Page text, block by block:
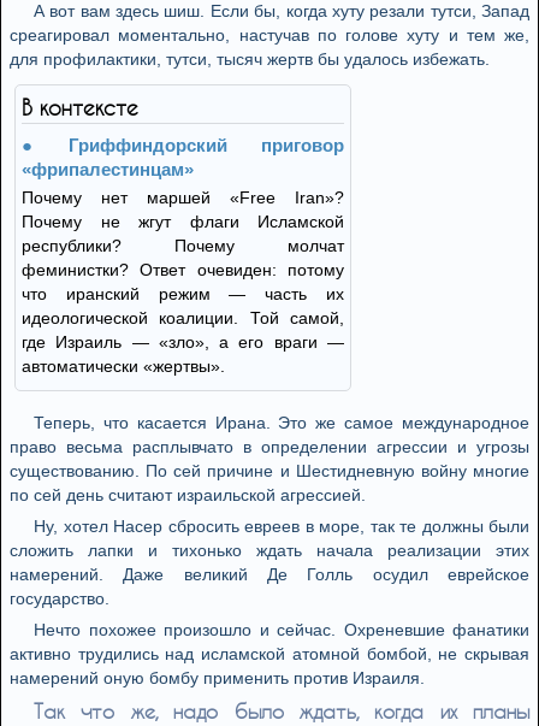
А вот вам здесь шиш. Если бы, когда хуту резали тутси, Запад
среагировал моментально, настучав по голове хуту и тем же,
для профилактики, тутси, тысяч жертв бы удалось избежать.
В контексте
Гриффиндорский приговор
«фрипалестинцам»
Почему нет маршей «Free Iran»?
Почему не жгут флаги Исламской
республики? Почему молчат
феминистки? Ответ очевиден: потому
что иранский режим — часть их
идеологической коалиции. Той самой,
где Израиль — «зло», а его враги —
автоматически «жертвы».
Теперь, что касается Ирана. Это же самое международное
право весьма расплывчато в определении агрессии и угрозы
существованию. По сей причине и Шестидневную войну многие
по сей день считают израильской агрессией.
Ну, хотел Насер сбросить евреев в море, так те должны были
сложить лапки и тихонько ждать начала реализации этих
намерений. Даже великий Де Голль осудил еврейское
государство.
Нечто похожее произошло и сейчас. Охреневшие фанатики
активно трудились над исламской атомной бомбой, не скрывая
намерений оную бомбу применить против Израиля.
Так что же, надо было ждать, когда их планы